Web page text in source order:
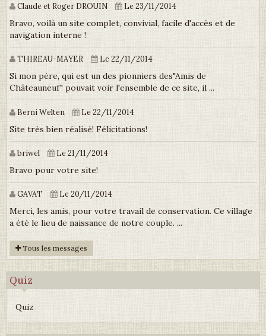
Claude et Roger DROUIN Le 23/11/2014
Bravo, voilà un site complet, convivial, facile d'accès et de
navigation interne !
THIREAU-MAYER Le 22/11/2014
Si mon père, qui est un des pionniers des"Amis de
Châteauneuf" pouvait voir l'ensemble de ce site, il ...
Berni Welten Le 22/11/2014
Site très bien réalisé! Félicitations!
briwel Le 21/11/2014
Bravo pour votre site!
GAVAT Le 20/11/2014
Merci, les amis, pour votre travail de conservation. Ce village
a été le lieu de naissance de notre couple. ...
Tous les messages
Quiz
Quiz